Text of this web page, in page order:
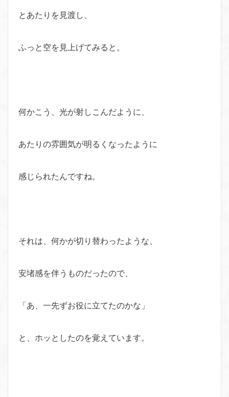
とあたりを見渡し、
ふっと空を見上げてみると。
何かこう、光が射しこんだように、
あたりの雰囲気が明るくなったように
感じられたんですね。
それは、何かが切り替わったような、
安堵感を伴うものだったので、
「あ、一先ずお役に立てたのかな」
と、ホッとしたのを覚えています。